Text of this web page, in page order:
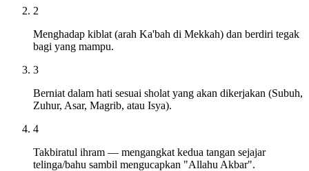
2
Menghadap kiblat (arah Ka'bah di Mekkah) dan berdiri tegak
bagi yang mampu.
3
Berniat dalam hati sesuai sholat yang akan dikerjakan (Subuh,
Zuhur, Asar, Magrib, atau Isya).
4
Takbiratul ihram — mengangkat kedua tangan sejajar
telinga/bahu sambil mengucapkan "Allahu Akbar".